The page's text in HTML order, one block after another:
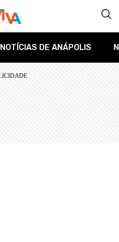
NOTÍCIAS DE ANÁPOLIS